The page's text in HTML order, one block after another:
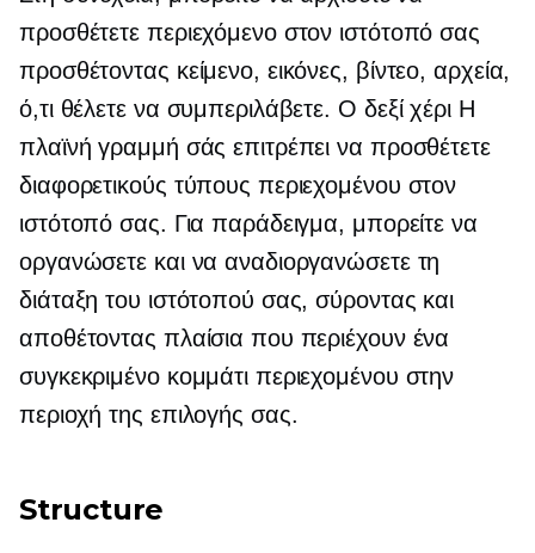
προσθέτετε περιεχόμενο στον ιστότοπό σας
προσθέτοντας κείμενο, εικόνες, βίντεο, αρχεία,
ό,τι θέλετε να συμπεριλάβετε. Ο δεξί χέριΗ
πλαϊνή γραμμή σάς επιτρέπει να προσθέτετε
διαφορετικούς τύπους περιεχομένου στον
ιστότοπό σας. Για παράδειγμα, μπορείτε να
οργανώσετε και να αναδιοργανώσετε τη
διάταξη του ιστότοπού σας, σύροντας και
αποθέτοντας πλαίσια που περιέχουν ένα
συγκεκριμένο κομμάτι περιεχομένου στην
περιοχή της επιλογής σας.
Structure